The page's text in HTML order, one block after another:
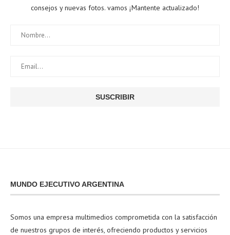
consejos y nuevas fotos. vamos ¡Mantente actualizado!
MUNDO EJECUTIVO ARGENTINA
Somos una empresa multimedios comprometida con la satisfacción
de nuestros grupos de interés, ofreciendo productos y servicios